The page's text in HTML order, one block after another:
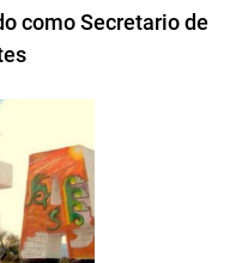
como Secretario de